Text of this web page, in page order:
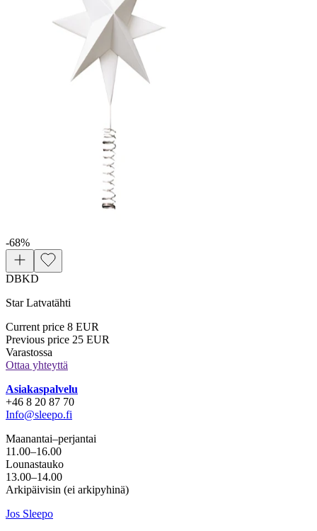
-68%
DBKD
Star Latvatähti
Current price 8 EUR
Previous price 25 EUR
Varastossa
Ottaa yhteyttä
Asiakaspalvelu
+46 8 20 87 70
Info@sleepo.fi
Maanantai–perjantai
11.00–16.00
Lounastauko
13.00–14.00
Arkipäivisin (ei arkipyhinä)
Jos Sleepo